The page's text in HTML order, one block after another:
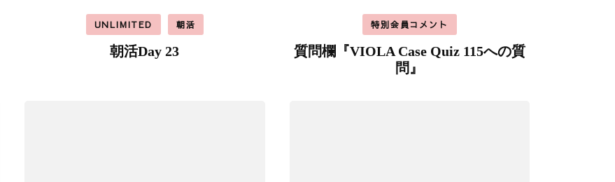
UNLIMITED 朝活
朝活Day 23
特別会員コメント
質問欄『VIOLA Case Quiz 115への質
問』